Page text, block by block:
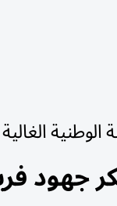
الغالية
فريق